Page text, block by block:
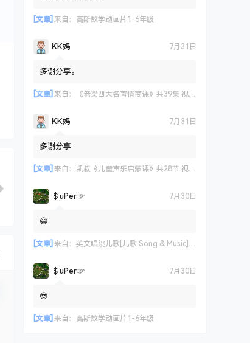
[文章] 来自： 高斯数学动画片1-6年级
KK妈 7月31日
多谢分享。
[文章] 来自： 《老梁四大名著情商课》共39集 视频课程
KK妈 7月31日
多谢分享
[文章] 来自： 凯叔《儿童声乐启蒙课》共28节 视频课程
＄uΡer☞ 7月30日
😁
[文章] 来自： 英文唱跳儿歌[儿歌 Song & Music] 艾米咕噜
＄uΡer☞ 7月30日
😎
[文章] 来自： 高斯数学动画片1-6年级